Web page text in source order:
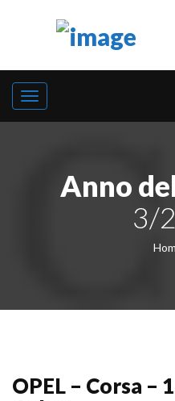
Anno
3/
OPEL – Corsa –